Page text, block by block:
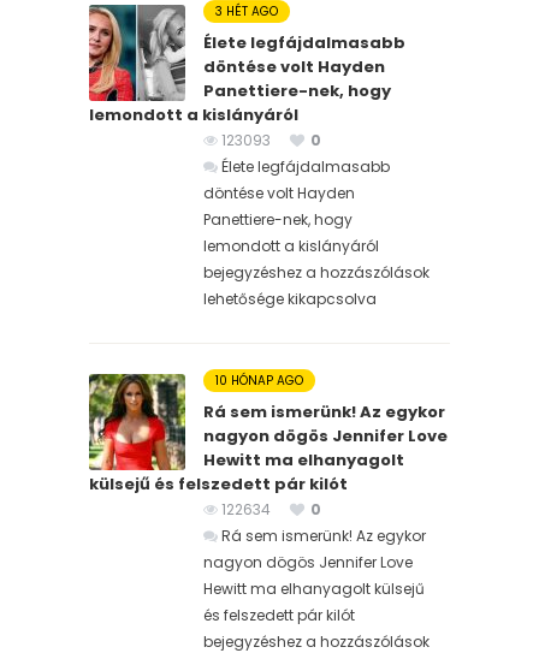
3 HÉT AGO
Élete legfájdalmasabb
döntése volt Hayden
Panettiere-nek, hogy
lemondott a kislányáról
123093
0
Élete legfájdalmasabb
döntése volt Hayden
Panettiere-nek, hogy
lemondott a kislányáról
bejegyzéshez a hozzászólások
lehetősége kikapcsolva
10 HÓNAP AGO
Rá sem ismerünk! Az egykor
nagyon dögös Jennifer Love
Hewitt ma elhanyagolt
külsejű és felszedett pár kilót
122634
0
Rá sem ismerünk! Az egykor
nagyon dögös Jennifer Love
Hewitt ma elhanyagolt külsejű
és felszedett pár kilót
bejegyzéshez a hozzászólások